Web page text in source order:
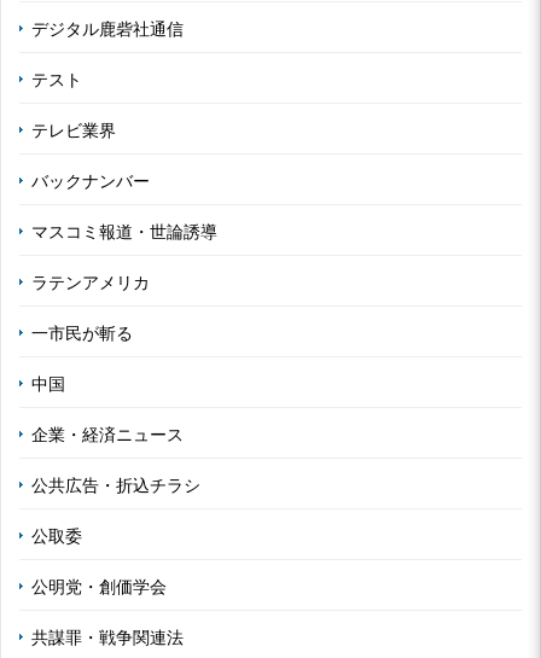
デジタル鹿砦社通信
テスト
テレビ業界
バックナンバー
マスコミ報道・世論誘導
ラテンアメリカ
一市民が斬る
中国
企業・経済ニュース
公共広告・折込チラシ
公取委
公明党・創価学会
共謀罪・戦争関連法